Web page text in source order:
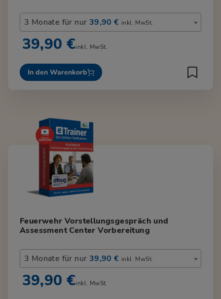
3 Monate für nur 39,90 € inkl. MwSt.
39,90 €inkl. MwSt.
In den Warenkorb
Feuerwehr Vorstellungsgespräch und
Assessment Center Vorbereitung
3 Monate für nur 39,90 € inkl. MwSt.
39,90 €inkl. MwSt.